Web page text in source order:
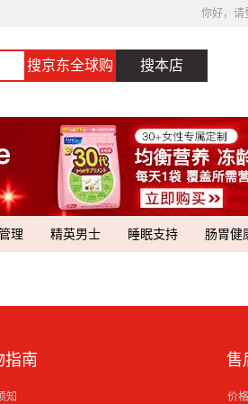
你好，请
搜京东全球购 搜本店
理 精英男士 睡眠支持 肠胃健
指南
知
售
价